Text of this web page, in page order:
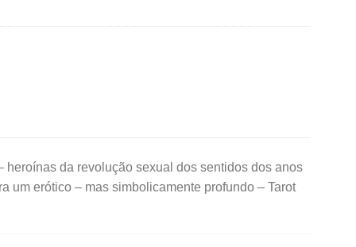
heroínas da revolução sexual dos sentidos dos anos
um erótico – mas simbolicamente profundo – Tarot